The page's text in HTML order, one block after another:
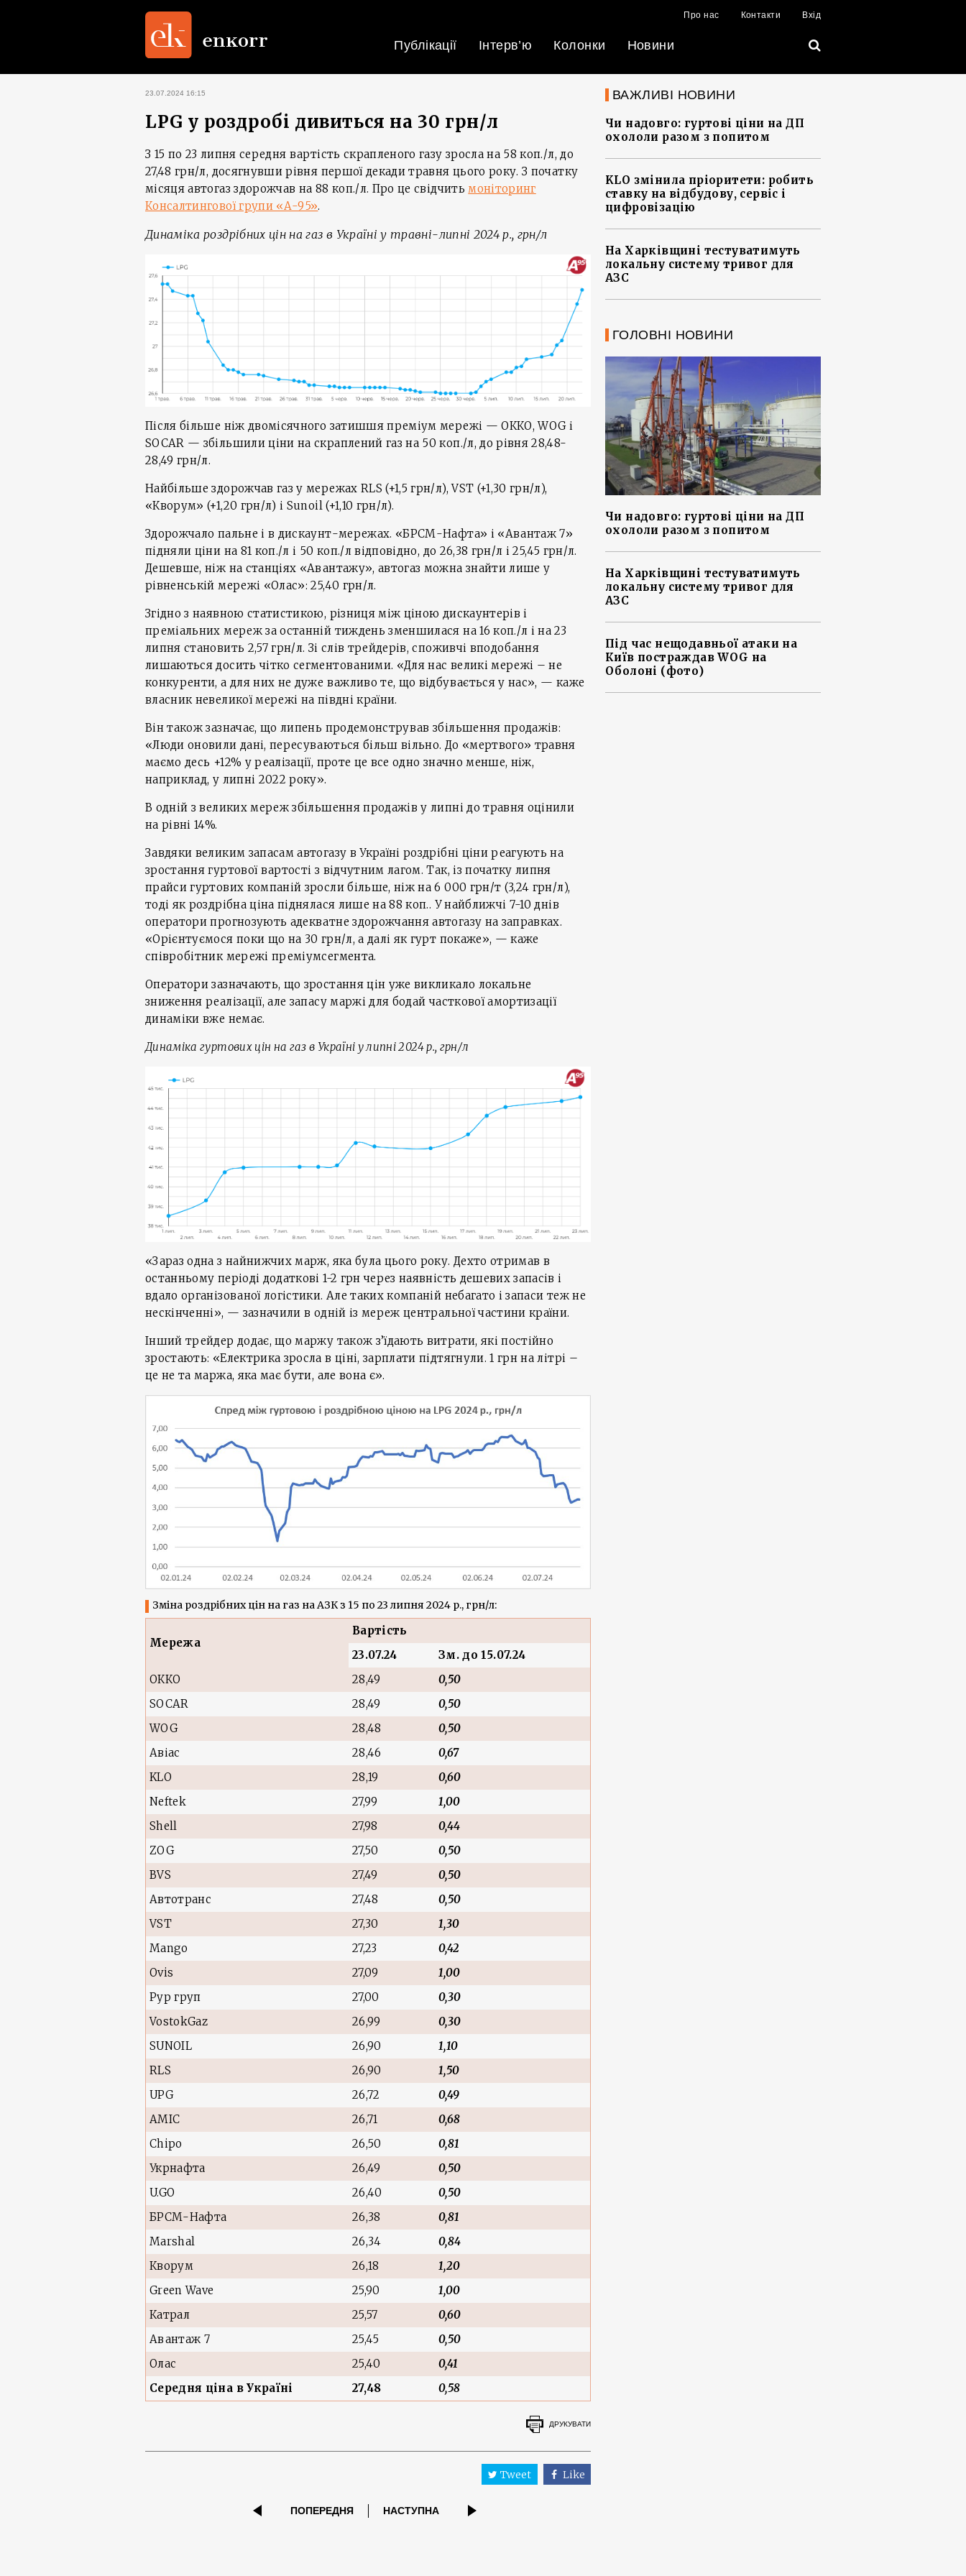
Про нас Контакти Вхід
Публікації Інтерв’ю Колонки Новини
23.07.2024 16:15
LPG у роздробі дивиться на 30 грн/л
З 15 по 23 липня середня вартість скрапленого газу зросла на 58 коп./л, до
27,48 грн/л, досягнувши рівня першої декади травня цього року. З початку
місяця автогаз здорожчав на 88 коп./л. Про це свідчитьмоніторинг
Консалтингової групи «А-95».
Динаміка роздрібних цін на газ в Україні у травні-липні 2024 р., грн/л
Після більше ніж двомісячного затишшя преміум мережі — ОККО, WOG і
SOCAR — збільшили ціни на скраплений газ на 50 коп./л, до рівня 28,48-
28,49 грн/л.
Найбільше здорожчав газ у мережах RLS (+1,5 грн/л), VST (+1,30 грн/л),
«Кворум» (+1,20 грн/л) і Sunoil (+1,10 грн/л).
Здорожчало пальне і в дискаунт-мережах. «БРСМ-Нафта» і «Авантаж 7»
підняли ціни на 81 коп./л і 50 коп./л відповідно, до 26,38 грн/л і 25,45 грн/л.
Дешевше, ніж на станціях «Авантажу», автогаз можна знайти лише у
рівненській мережі «Олас»: 25,40 грн/л.
Згідно з наявною статистикою, різниця між ціною дискаунтерів і
преміальних мереж за останній тиждень зменшилася на 16 коп./л і на 23
липня становить 2,57 грн/л. Зі слів трейдерів, споживчі вподобання
лишаються досить чітко сегментованими. «Для нас великі мережі – не
конкуренти, а для них не дуже важливо те, що відбувається у нас», — каже
власник невеликої мережі на півдні країни.
Він також зазначає, що липень продемонстрував збільшення продажів:
«Люди оновили дані, пересуваються більш вільно. До «мертвого» травня
маємо десь +12% у реалізації, проте це все одно значно менше, ніж,
наприклад, у липні 2022 року».
В одній з великих мереж збільшення продажів у липні до травня оцінили
на рівні 14%.
Завдяки великим запасам автогазу в Україні роздрібні ціни реагують на
зростання гуртової вартості з відчутним лагом. Так, із початку липня
прайси гуртових компаній зросли більше, ніж на 6 000 грн/т (3,24 грн/л),
тоді як роздрібна ціна піднялася лише на 88 коп.. У найближчі 7-10 днів
оператори прогнозують адекватне здорожчання автогазу на заправках.
«Орієнтуємося поки що на 30 грн/л, а далі як гурт покаже», — каже
співробітник мережі преміумсегмента.
Оператори зазначають, що зростання цін уже викликало локальне
зниження реалізації, але запасу маржі для бодай часткової амортизації
динаміки вже немає.
Динаміка гуртових цін на газ в Україні у липні 2024 р., грн/л
«Зараз одна з найнижчих марж, яка була цього року. Дехто отримав в
останньому періоді додаткові 1-2 грн через наявність дешевих запасів і
вдало організованої логістики. Але таких компаній небагато і запаси теж не
нескінченні», — зазначили в одній із мереж центральної частини країни.
Інший трейдер додає, що маржу також з’їдають витрати, які постійно
зростають: «Електрика зросла в ціні, зарплати підтягнули. 1 грн на літрі –
це не та маржа, яка має бути, але вона є».
Зміна роздрібних цін на газ на АЗК з 15 по 23 липня 2024 р., грн/л:
Мережа
Вартість
23.07.24
Зм. до 15.07.24
ОККО
28,49
0,50
SOCAR
28,49
0,50
WOG
28,48
0,50
Авіас
28,46
0,67
KLO
28,19
0,60
Neftek
27,99
1,00
Shell
27,98
0,44
ZOG
27,50
0,50
BVS
27,49
0,50
Автотранс
27,48
0,50
VST
27,30
1,30
Mango
27,23
0,42
Ovis
27,09
1,00
Рур груп
27,00
0,30
VostokGaz
26,99
0,30
SUNOIL
26,90
1,10
RLS
26,90
1,50
UPG
26,72
0,49
AMIC
26,71
0,68
Chipo
26,50
0,81
Укрнафта
26,49
0,50
U.GO
26,40
0,50
БРСМ-Нафта
26,38
0,81
Marshal
26,34
0,84
Кворум
26,18
1,20
Green Wave
25,90
1,00
Катрал
25,57
0,60
Авантаж 7
25,45
0,50
Олас
25,40
0,41
Середня ціна в Україні
27,48 0,58
ДРУКУВАТИ
Tweet Like
ПОПЕРЕДНЯ НАСТУПНА
ВАЖЛИВІ НОВИНИ
Чи надовго: гуртові ціни на ДП
охололи разом з попитом
KLO змінила пріоритети: робить
ставку на відбудову, сервіс і
цифровізацію
На Харківщині тестуватимуть
локальну систему тривог для
АЗС
ГОЛОВНІ НОВИНИ
Чи надовго: гуртові ціни на ДП
охололи разом з попитом
На Харківщині тестуватимуть
локальну систему тривог для
АЗС
Під час нещодавньої атаки на
Київ постраждав WOG на
Оболоні (фото)